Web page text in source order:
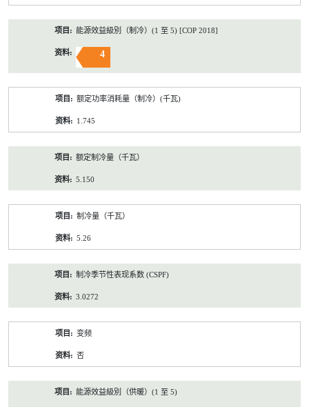
能源效益級別（制冷）(1 至 5) [COP 2018]
4
额定功率消耗量（制冷）(千瓦)
1.745
额定制冷量（千瓦）
5.150
制冷量（千瓦）
5.26
制冷季节性表现系数 (CSPF)
3.0272
变频
否
能源效益級別（供暖）(1 至 5)